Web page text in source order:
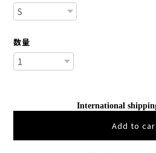
数量
International
Add to